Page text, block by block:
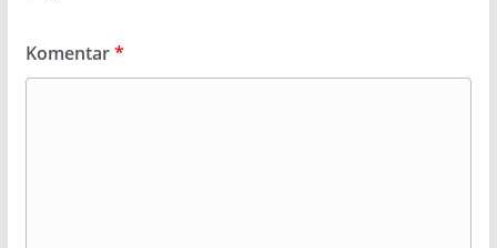
Komentar*